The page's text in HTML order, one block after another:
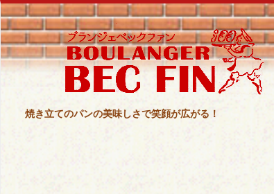
焼き立てのパンの美味しさで笑顔が広がる！